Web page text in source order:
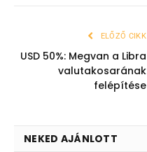
ELŐZŐ CIKK
USD 50%: Megvan a Libra
valutakosarának
felépítése
NEKED AJÁNLOTT